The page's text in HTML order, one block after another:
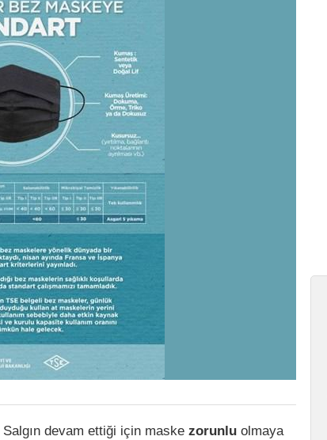
devam ettiği için maske zorunlu olmaya